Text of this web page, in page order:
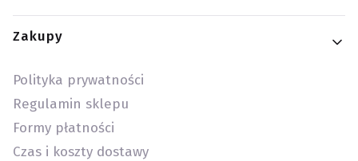
Zakupy
Polityka prywatności
Regulamin sklepu
Formy płatności
Czas i koszty dostawy